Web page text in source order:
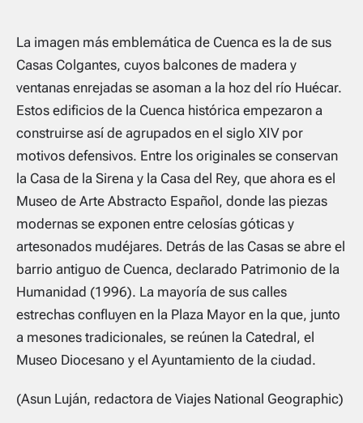
La imagen más emblemática de Cuenca es la de sus
Casas Colgantes, cuyos balcones de madera y
ventanas enrejadas se asoman a la hoz del río Huécar.
Estos edificios de la Cuenca histórica empezaron a
construirse así de agrupados en el siglo XIV por
motivos defensivos. Entre los originales se conservan
la Casa de la Sirena y la Casa del Rey, que ahora es el
Museo de Arte Abstracto Español, donde las piezas
modernas se exponen entre celosías góticas y
artesonados mudéjares. Detrás de las Casas se abre el
barrio antiguo de Cuenca, declarado Patrimonio de la
Humanidad (1996). La mayoría de sus calles
estrechas confluyen en la Plaza Mayor en la que, junto
a mesones tradicionales, se reúnen la Catedral, el
Museo Diocesano y el Ayuntamiento de la ciudad.
(Asun Luján, redactora de Viajes National Geographic)